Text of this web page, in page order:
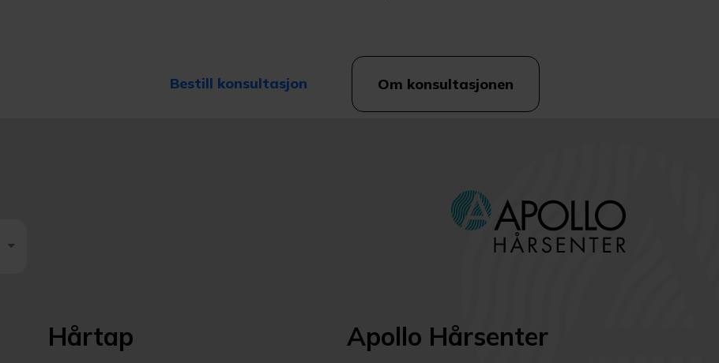
Bestill konsultasjon Om konsultasjonen
Hårtap Apollo Hårsenter